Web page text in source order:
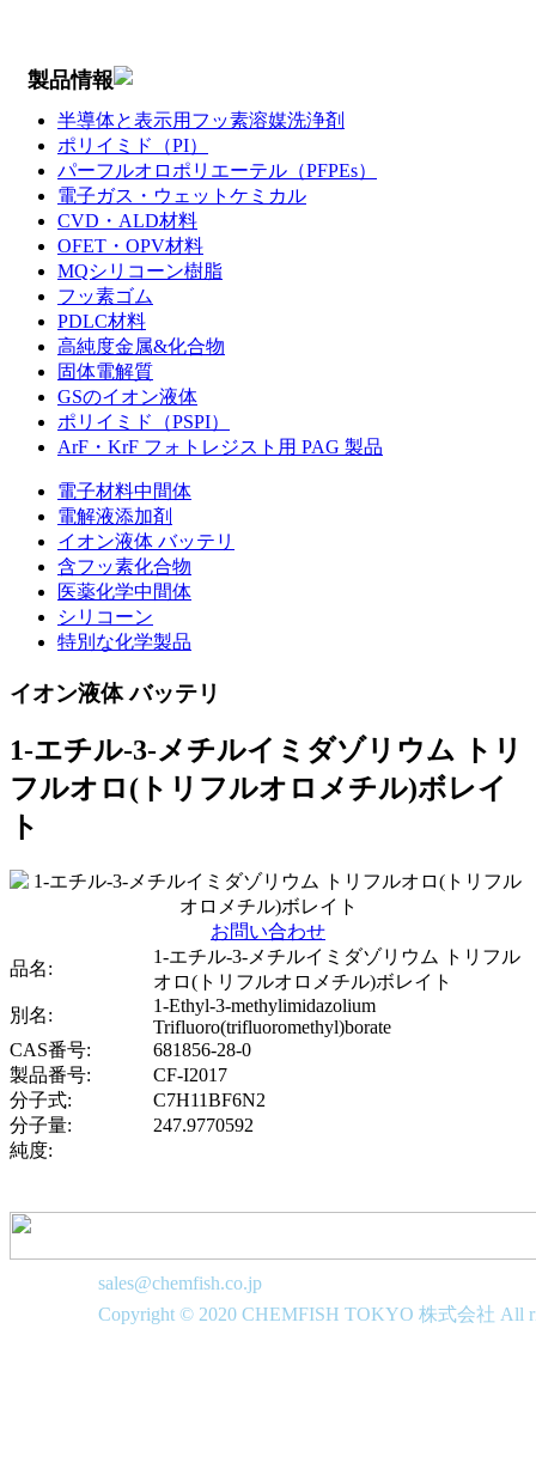
製品情報
半導体と表示用フッ素溶媒洗浄剤
ポリイミド（PI）
パーフルオロポリエーテル（PFPEs）
電子ガス・ウェットケミカル
CVD・ALD材料
OFET・OPV材料
MQシリコーン樹脂
フッ素ゴム
PDLC材料
高純度金属&化合物
固体電解質
GSのイオン液体
ポリイミド（PSPI）
ArF・KrF フォトレジスト用 PAG 製品
電子材料中間体
電解液添加剤
イオン液体 バッテリ
含フッ素化合物
医薬化学中間体
シリコーン
特別な化学製品
イオン液体 バッテリ
1-エチル-3-メチルイミダゾリウム トリ
フルオロ(トリフルオロメチル)ボレイ
ト
お問い合わせ
品名:
1-エチル-3-メチルイミダゾリウム トリフル
オロ(トリフルオロメチル)ボレイト
別名:
1-Ethyl-3-methylimidazolium
Trifluoro(trifluoromethyl)borate
CAS番号:
681856-28-0
製品番号:
CF-I2017
分子式:
C7H11BF6N2
分子量:
247.9770592
純度:
sales@chemfish.co.jp
Copyright © 2020 CHEMFISH TOKYO 株式会社 All